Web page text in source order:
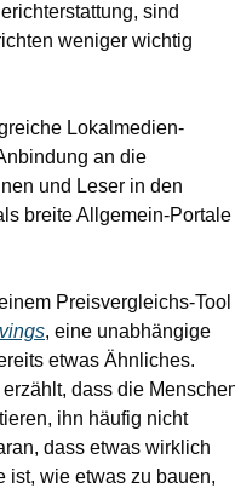
sind
weniger wichtig
Lokalmedien-
an die
und Leser in den
breite Allgemein-Portale
Preisvergleichs-Tool
, eine unabhängige
etwas Ähnliches.
dass die
ihn häufig nicht
dass etwas wirklich
ist, wie etwas zu bauen,